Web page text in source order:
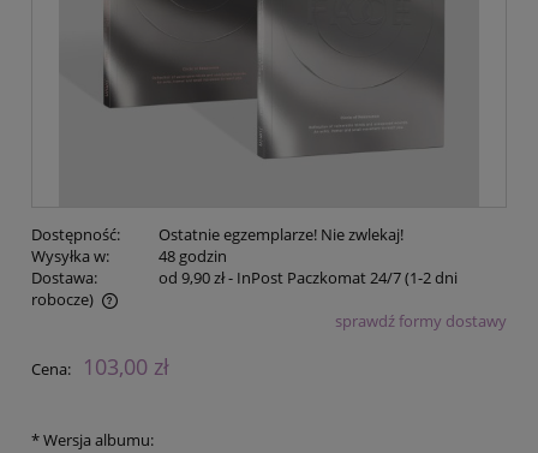
Dostępność:
Ostatnie egzemplarze! Nie zwlekaj!
Wysyłka w:
48 godzin
Dostawa:
od 9,90 zł- InPost Paczkomat 24/7 (1-2 dni
robocze)
Cena nie zawiera ewentualnych kosztów płatnościsprawdź formy dostawy
Cena: 103,00 zł
*Wersja albumu: